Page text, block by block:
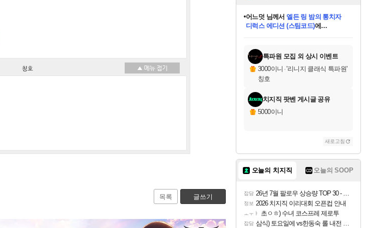
칭호
목록 글쓰기
당첨되셨습니다.
당첨되셨습니다.
어느덧 님께서엘든 링 밤의 통치자
디럭스 에디션 (스팀코드)에
당첨되셨습니다.
에디션 (스팀코드)를 교환.
당첨되셨습니다.
당첨되셨습니다.
당첨되셨습니다.
당첨되셨습니다.
특파원 모집 외 상시 이벤트
3000이니 ·'리니지 클래식 특파원'
칭호
치지직 팟벤 게시글 공유
5000이니
새로고침
오늘의 치지직 오늘의 SOOP
잡담 26년 7월 팔로우 상승량 TOP 30 - 월간 치지직
정보 2026 치지직 이리대회 오픈컵 안내
ㅗㅜㅑ 초ㅇㅎ) 수녀 코스프레 제로투
잡담 삼식) 토요일에 vs한동숙 롤 내전 예정